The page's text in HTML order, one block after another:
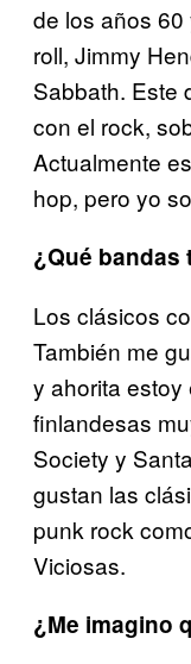
de los años
roll, Jimmy
Sabbath. Este
con el rock,
Actualmente
hop, pero yo
¿Qué bandas
Los clásicos
También me
y ahorita
finlandesas
Society y
gustan las
punk rock
Viciosas.
¿Me imagino